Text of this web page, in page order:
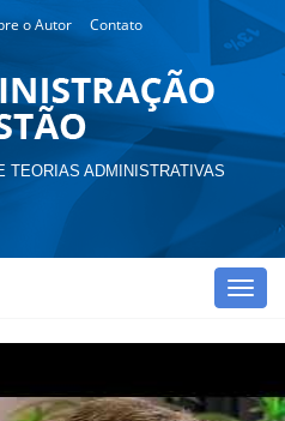
o Autor Contato
TEORIAS ADMINISTRATIVAS